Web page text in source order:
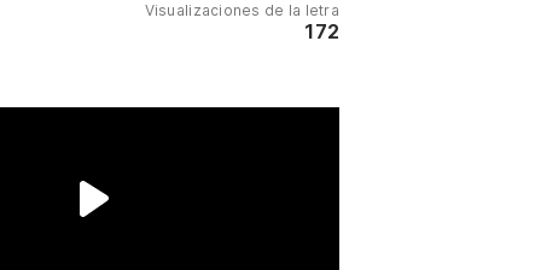
Visualizaciones de la letra
172